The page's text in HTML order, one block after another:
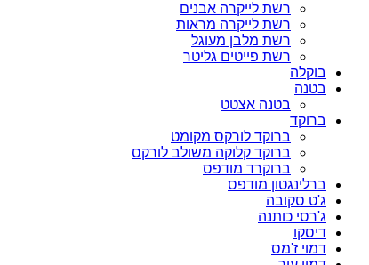
רשת לייקרה אבנים
רשת לייקרה מראות
רשת מלבן מעוגל
רשת פייטים גליטר
בוקלה
בטנה
בטנה אצטט
ברוקד
ברוקד לורקס מקומט
ברוקד קלוקה משולב לורקס
ברוקרד מודפס
ברלינגטון מודפס
ג'ט סקובה
ג'רסי כותנה
דיסקו
דמוי ז'מס